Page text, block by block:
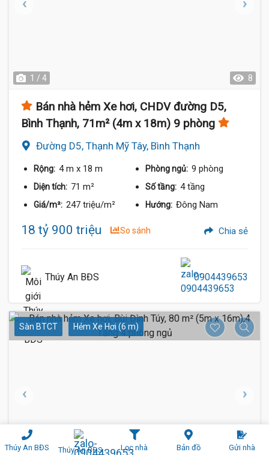
Thúy An BĐS Thúy An BĐS Lọc nhà Bản đồ Gửi nhà
1 / 4 8
Bán nhà hẻm Xe hơi, CHDV đường D5,
Bình Thạnh, 71m² (4m x 18m) 9 phòng
Đường D5, Thạnh Mỹ Tây, Bình Thạnh
Rộng: 4 m x 18 m Phòng ngủ: 9 phòng
Diện tích: 71 m² Số tầng: 4 tầng
Giá/m²: 247 triệu/m² Hướng: Đông Nam
18 tỷ 900 triệu So sánh Chia sẻ
Thúy An BĐS 0904439653
Sàn BTCT Hẻm Xe Hơi (6 m)